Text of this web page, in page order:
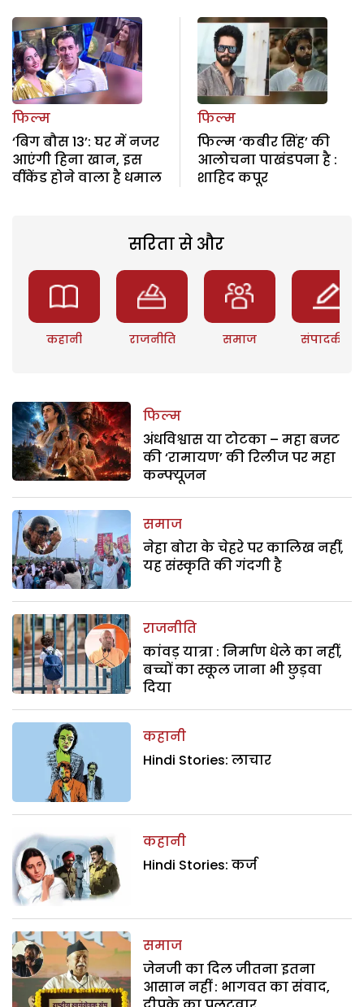
फिल्म
‘बिग बौस 13’: घर में नजर
आएंगी हिना खान, इस
वींकेंड होने वाला है धमाल
फिल्म
फिल्म ‘कबीर सिंह’ की
आलोचना पाखंडपना है :
शाहिद कपूर
सरिता से और
कहानी राजनीति समाज संपादकीय
फिल्म
अंधविश्वास या टोटका – महा बजट
की ‘रामायण’ की रिलीज पर महा
कन्फ्यूजन
समाज
नेहा बोरा के चेहरे पर कालिख नहीं,
यह संस्कृति की गंदगी है
राजनीति
कांवड़ यात्रा : निर्माण धेले का नहीं,
बच्चों का स्कूल जाना भी छुड़वा
दिया
कहानी
Hindi Stories: लाचार
कहानी
Hindi Stories: कर्ज
समाज
जेनजी का दिल जीतना इतना
आसान नहीं : भागवत का संवाद,